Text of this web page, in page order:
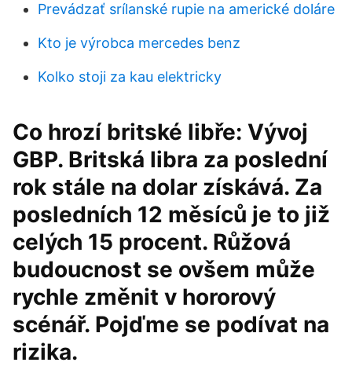
Prevádzať srílanské rupie na americké doláre
Kto je výrobca mercedes benz
Kolko stoji za kau elektricky
Co hrozí britské libře: Vývoj
GBP. Britská libra za poslední
rok stále na dolar získává. Za
posledních 12 měsíců je to již
celých 15 procent. Růžová
budoucnost se ovšem může
rychle změnit v hororový
scénář. Pojďme se podívat na
rizika.